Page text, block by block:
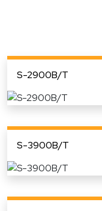
S-2900B/T
S-3900B/T